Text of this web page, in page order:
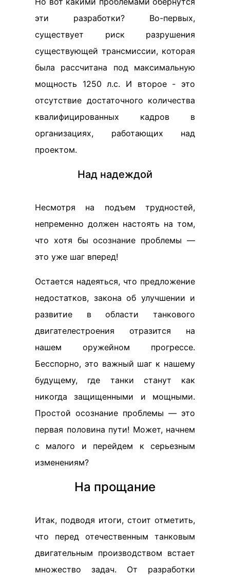
эти разработки? Во-первых,
существует риск разрушения
существующей трансмиссии, которая
была рассчитана под максимальную
мощность 1250 л.с. И второе - это
отсутствие достаточного количества
квалифицированных кадров в
организациях, работающих над
проектом.
Над надеждой
Несмотря на подъем трудностей,
непременно должен настоять на том,
что хотя бы осознание проблемы —
это уже шаг вперед!
Остается надеяться, что предложение
недостатков, закона об улучшении и
развитие в области танкового
двигателестроения отразится на
нашем оружейном прогрессе.
Бесспорно, это важный шаг к нашему
будущему, где танки станут как
никогда защищенными и мощными.
Простой осознание проблемы — это
первая половина пути! Может, начнем
с малого и перейдем к серьезным
изменениям?
На прощание
Итак, подводя итоги, стоит отметить,
что перед отечественным танковым
двигательным производством встает
множество задач. От разработки